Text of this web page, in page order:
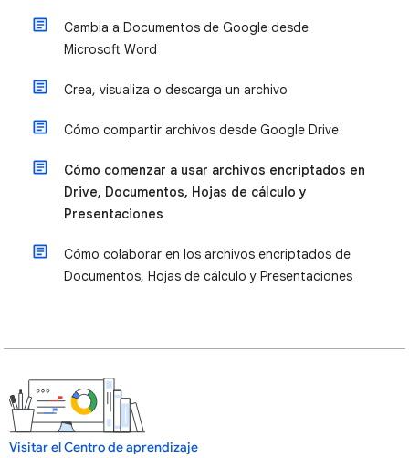
Cambia a Documentos de Google desde
Microsoft Word
Crea, visualiza o descarga un archivo
Cómo compartir archivos desde Google Drive
Cómo comenzar a usar archivos encriptados en
Drive, Documentos, Hojas de cálculo y
Presentaciones
Cómo colaborar en los archivos encriptados de
Documentos, Hojas de cálculo y Presentaciones
Visitar el Centro de aprendizaje